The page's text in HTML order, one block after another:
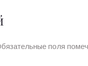
поля